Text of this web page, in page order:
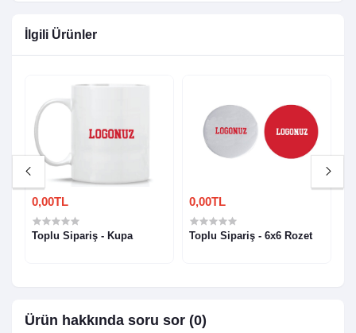
İlgili Ürünler
0,00TL
Toplu Sipariş - Kupa
0,00TL
Toplu Sipariş - 6x6 Rozet
Ürün hakkında soru sor (0)